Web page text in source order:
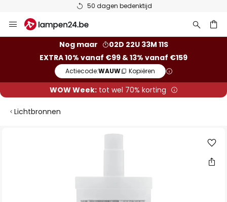
50 dagen bedenktijd
naar
Nog maar
02D 22U 33M 11S
EXTRA 10% vanaf €99 & 13% vanaf €159
Actiecode:WAUW Kopiëren
WOW Week:tot wel 70% korting
Lichtbronnen